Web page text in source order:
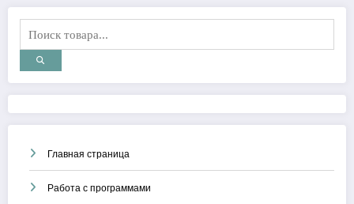
Главная страница
Работа с программами